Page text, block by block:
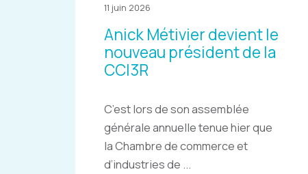
11 juin 2026
Anick Métivier devient le
nouveau président de la
CCI3R
C’est lors de son assemblée
générale annuelle tenue hier que
la Chambre de commerce et
d’industries de ...